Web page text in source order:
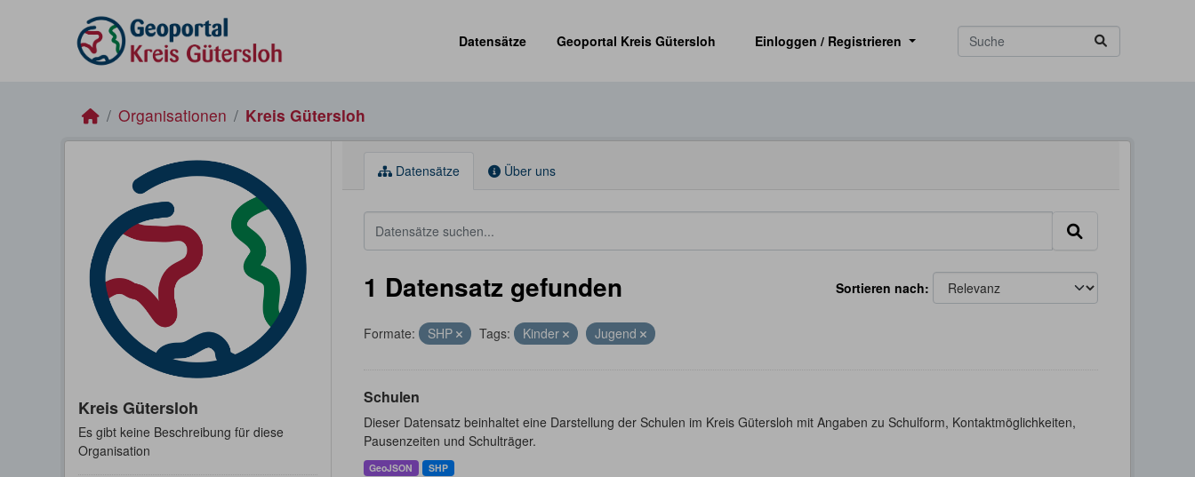
Datensätze
Geoportal Kreis Gütersloh Einloggen / Registrieren
Organisationen Kreis Gütersloh
Kreis Gütersloh
Es gibt keine Beschreibung für diese
Organisation
Datensätze Über uns
Sortieren nach
1 Datensatz gefunden
Formate: SHP Tags: Kinder Jugend
Schulen
Dieser Datensatz beinhaltet eine Darstellung der Schulen im Kreis Gütersloh mit Angaben zu Schulform, Kontaktmöglichkeiten,
Pausenzeiten und Schulträger.
GeoJSON SHP